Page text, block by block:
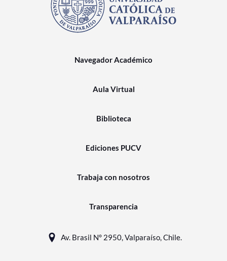
Navegador Académico
Aula Virtual
Biblioteca
Ediciones PUCV
Trabaja con nosotros
Transparencia
Av. Brasil N° 2950, Valparaíso, Chile.